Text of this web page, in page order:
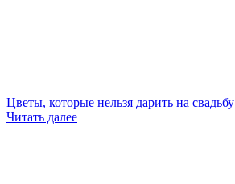
Цветы, которые нельзя дарить на свадьбу
Читать далее